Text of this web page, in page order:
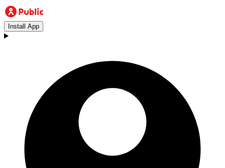
Install App